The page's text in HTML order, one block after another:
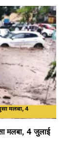
मलबा, 4 जुलाई